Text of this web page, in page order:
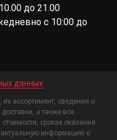
до 21.00
с 10:00 до
данных
ассортимент, сведения о
а также все
сроках оказания
информацию о